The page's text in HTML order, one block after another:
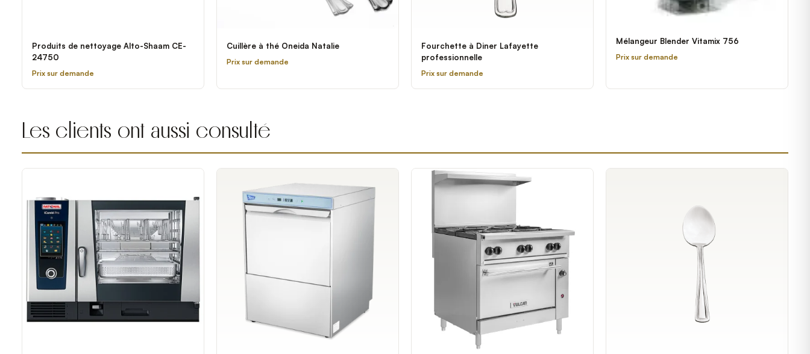
Produits de nettoyage Alto-Shaam CE-
24750
Prix sur demande
Cuillère à thé Oneida Natalie
Prix sur demande
Fourchette à Diner Lafayette
professionnelle
Prix sur demande
Mélangeur Blender Vitamix 756
Prix sur demande
Les clients ont aussi consulté